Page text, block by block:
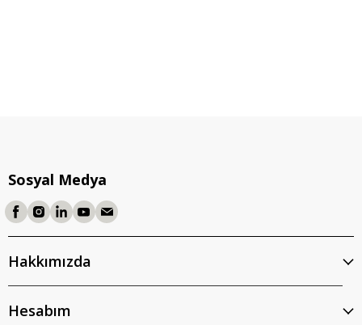
Sosyal Medya
Hakkımızda
Hesabım